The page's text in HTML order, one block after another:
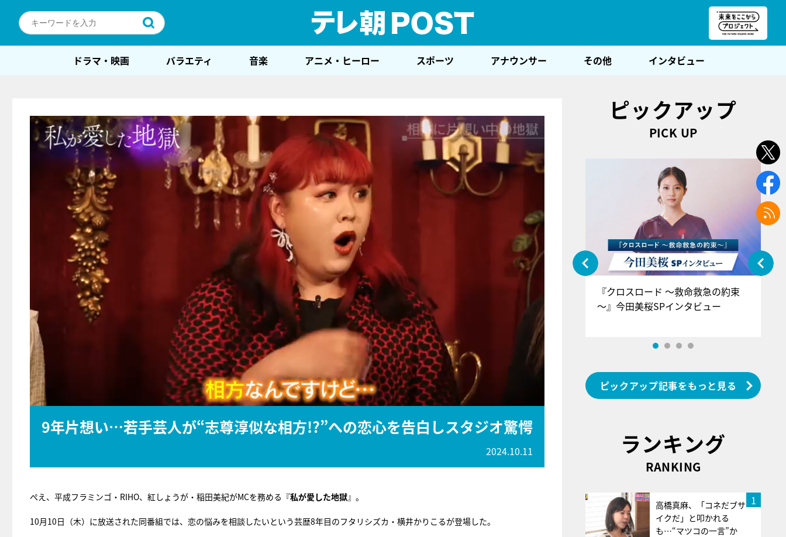
ドラマ・映画 バラエティ 音楽 アニメ・ヒーロー スポーツ アナウンサー その他 インタビュー
9年片想い…若手芸人が“志尊淳似な相方!?”への恋心を告白しスタジオ驚愕
2024.10.11
ぺえ、平成フラミンゴ・RIHO、紅しょうが・稲田美紀がMCを務める『私が愛した地獄』。
10月10日（木）に放送された同番組では、恋の悩みを相談したいという芸歴8年目のフタリシズカ・横井かりこるが登場した。
ピックアップ
PICK UP
『アイ＝ラブ！げーみんぐ』＝LOV
E齋藤樹愛羅＆佐々木舞香SPインタ
ビュー
『クロスロード ～救命救急の約束
～』今田美桜SPインタビュー
ピックアップ記事をもっと見る
ランキング
RANKING
1
高橋真麻、「コネだブサ
イクだ」と叩かれる
も…“マツコの一言”か